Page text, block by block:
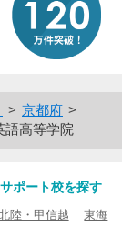
京都府
語高等学院
ポート校を探す
陸・甲信越 東海